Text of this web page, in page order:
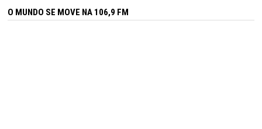
O MUNDO SE MOVE NA 106,9 FM